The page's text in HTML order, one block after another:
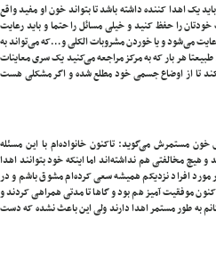
اهدا کننده داشته باشد تا بتواند خون او مفید واقع
را حفظ کنید و خیلی مسائل را حتما و باید رعایت
می‌شود و یا خوردن مشروبات الکلی و…که می‌تواند به
هر بار که به مرکز مراجعه می‌کنید یک سری معاینات
از اوضاع جسمی خود مطلع شده و اگر مشکلی هست
می‌گوید: تاکنون خانواده‌ام با این مسئله
مخالفتی هم نداشته‌اند اما اینکه خود بتوانند اهدا
مورد افراد نزدیکم همیشه سعی کرده‌ام مشوق باشم و در
موفقیت آمیز هم بود و گاها تا مدتی همراهی کردند و
به طور مستمر اهدا دارند ولی این باعث نشده که دست